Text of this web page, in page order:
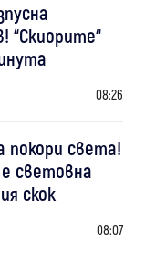
“Скиорите“
08:26
покори света!
световна
скок
08:07